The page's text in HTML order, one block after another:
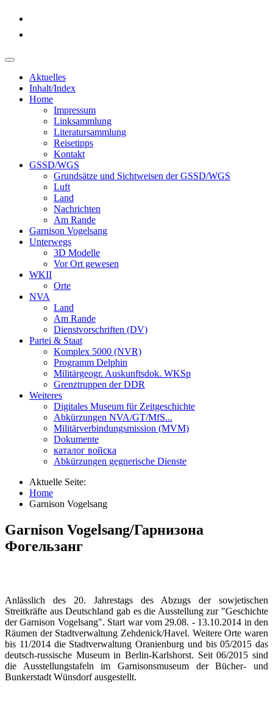
Aktuelles
Inhalt/Index
Home
Impressum
Linksammlung
Literatursammlung
Reisetipps
Kontakt
GSSD/WGS
Grundsätze und Sichtweisen der GSSD/WGS
Luft
Land
Nachrichten
Am Rande
Garnison Vogelsang
Unterwegs
3D Modelle
Vor Ort gewesen
WKII
Orte
NVA
Land
Am Rande
Dienstvorschriften (DV)
Partei & Staat
Komplex 5000 (NVR)
Programm Delphin
Militärgeogr. Auskunftsdok. WKSp
Grenztruppen der DDR
Weiteres
Digitales Museum für Zeitgeschichte
Abkürzungen NVA/GT/MfS...
Militärverbindungsmission (MVM)
Dokumente
каталог войска
Abkürzungen gegnerische Dienste
Aktuelle Seite:
Home
Garnison Vogelsang
Garnison Vogelsang/Гарнизона
Фогельзанг
Anlässlich des 20. Jahrestags des Abzugs der sowjetischen
Streitkräfte aus Deutschland gab es die Ausstellung zur "Geschichte
der Garnison Vogelsang". Start war vom 29.08. - 13.10.2014 in den
Räumen der Stadtverwaltung Zehdenick/Havel. Weitere Orte waren
bis 11/2014 die Stadtverwaltung Oranienburg und bis 05/2015 das
deutsch-russische Museum in Berlin-Karlshorst. Seit 06/2015 sind
die Ausstellungstafeln im Garnisonsmuseum der Bücher- und
Bunkerstadt Wünsdorf ausgestellt.